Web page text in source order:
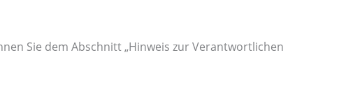
Sie dem Abschnitt „Hinweis zur Verantwortlichen